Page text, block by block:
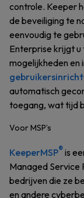
controle. Keeper
de beveiliging te
eenvoudig te
Enterprise krijgt
mogelijkheden
automatisch
toegang, wat tijd
Voor MSP’s
KeeperMSP®is
Managed Service
bedrijven die ze
en andere